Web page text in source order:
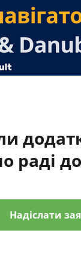
раді
Надіслати